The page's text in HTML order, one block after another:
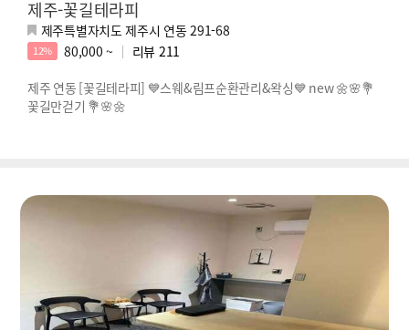
제주-꽃길테라피
제주특별자치도 제주시 연동 291-68
12% 80,000 ~ 리뷰 211
제주 연동 [꽃길테라피] 💙스웨&림프순환관리&왁싱💙 new 🌼🌸💐
꽃길만걷기 💐🌸🌼